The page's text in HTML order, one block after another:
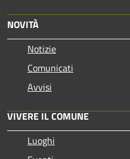
NOVITÀ
Notizie
Comunicati
Avvisi
VIVERE IL COMUNE
Luoghi